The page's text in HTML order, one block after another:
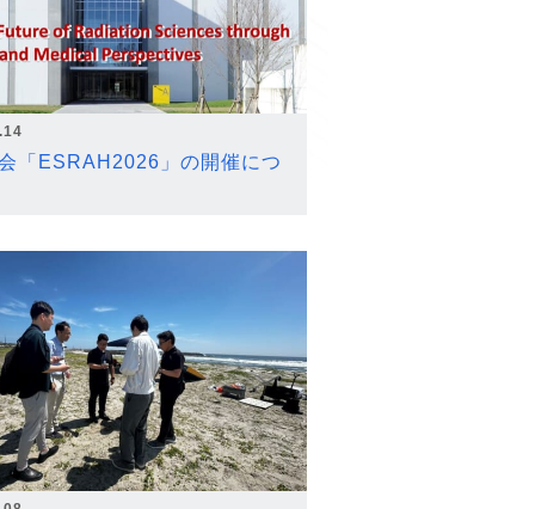
「ESRAH2026」の開催につ